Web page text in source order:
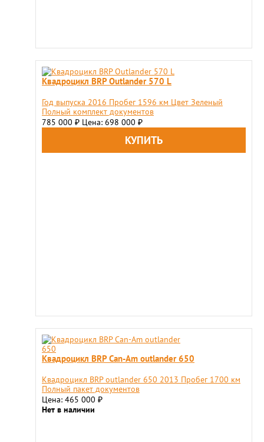
Квадроцикл BRP Outlander 570 L
Год выпуска 2016 Пробег 1596 км Цвет Зеленый
Полный комплект документов
785 000 ₽ Цена: 698 000 ₽
Квадроцикл BRP Can-Am outlander 650
Квадроцикл BRP outlander 650 2013 Пробег 1700 км
Полный пакет документов
Цена: 465 000 ₽
Нет в наличии